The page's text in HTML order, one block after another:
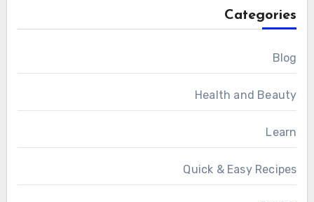
Categories
Blog
Health and Beauty
Learn
Quick & Easy Recipes